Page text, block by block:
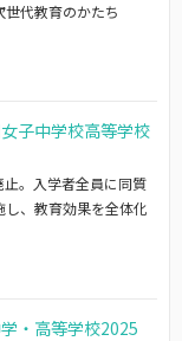
世代教育のかたち
子中学校高等学校
止。入学者全員に同質
し、教育効果を全体化
・高等学校2025